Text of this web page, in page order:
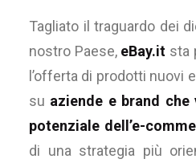
Tagliato il traguardo dei
nostro Paese, eBay.it sta
l’offerta di prodotti nuovi
su aziende e brand
potenziale dell’e-
di una strategia più